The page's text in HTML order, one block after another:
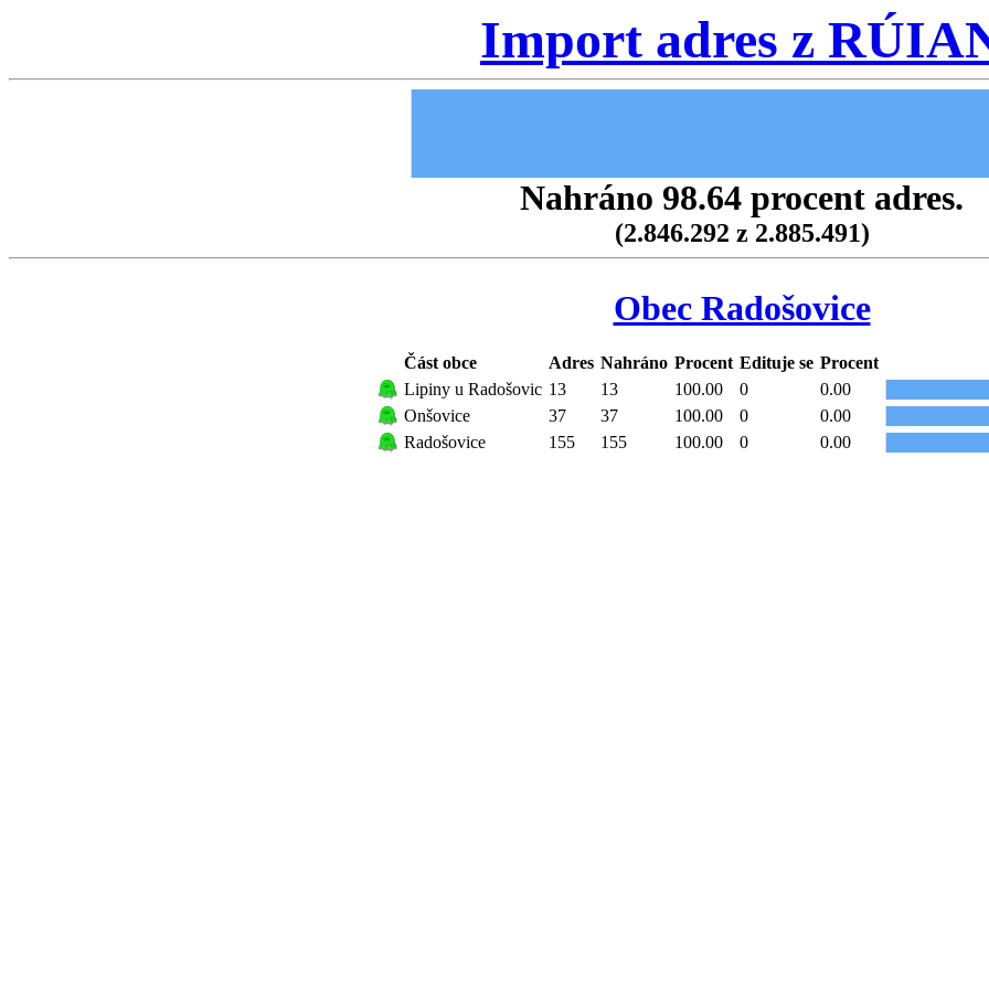
Import adres z
Nahráno 98.64 procent adres.
(2.846.292 z 2.885.491)
Obec Radošovice
Část obce Adres Nahráno Procent Edituje se Procent
Lipiny u Radošovic 13 13 100.00 0
0.00
Onšovice
37 37 100.00 0
0.00
Radošovice
155 155 100.00 0 0.00